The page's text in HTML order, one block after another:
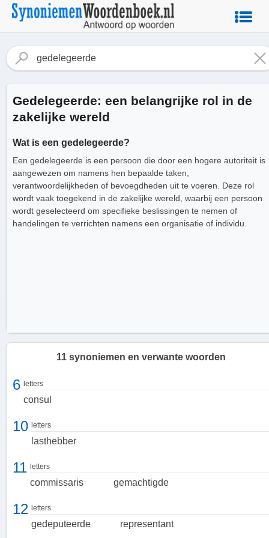
Gedelegeerde: een belangrijke rol in de
zakelijke wereld
Wat is een gedelegeerde?
Een gedelegeerde is een persoon die door een hogere autoriteit is
aangewezen om namens hen bepaalde taken,
verantwoordelijkheden of bevoegdheden uit te voeren. Deze rol
wordt vaak toegekend in de zakelijke wereld, waarbij een persoon
wordt geselecteerd om specifieke beslissingen te nemen of
handelingen te verrichten namens een organisatie of individu.
De verantwoordelijkheden van een gedelegeerde
11 synoniemen en verwante woorden
6 letters
consul
10 letters
lasthebber
11 letters
commissaris gemachtigde
12 letters
gedeputeerde representant